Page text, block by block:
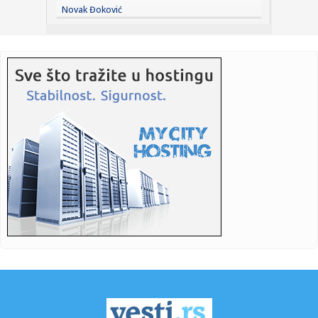
momente j...
23:35: Otkriveni detalji pucnjave na američki konzulat; Iza svega
stoji...
23:34:
Benfika si...
23:33:Težak udes žene iz BiH: Bmw-om se „zakucala“ u zid, na nju
23:33:Kratak predah od vrućina: Pljuskovi noćas stižu u region,
osvj...
23:33:Osuđen provalnik iz BiH, branio se da je krao za liječenje
ćer...
Partizan "otkrio" reakciju posle IMT-a: Ilić imao jasnu
Novak Đoković